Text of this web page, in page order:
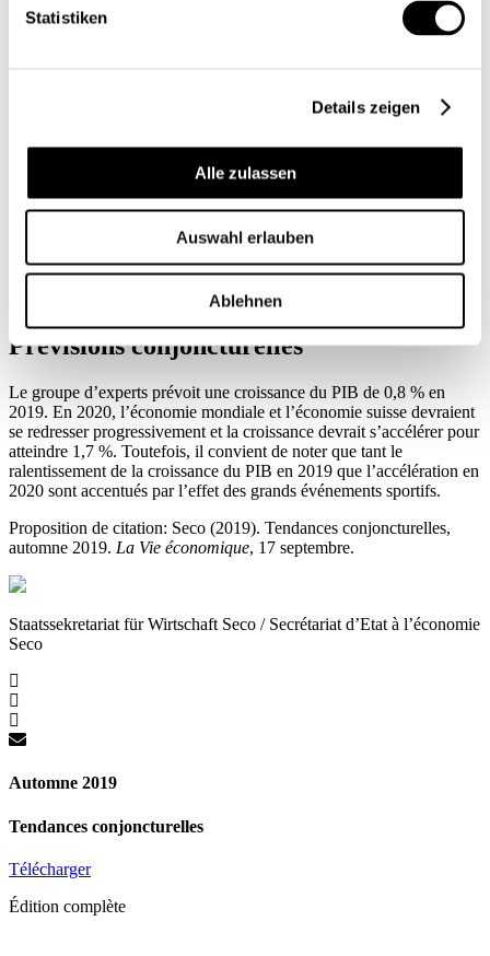
Statistiken
Details zeigen
Alle zulassen
Auswahl erlauben
Ablehnen
Le ralentissement économique a été particulièrement marqué en
son ensemble, également développée en dessous de la moyenne. Les
solide, soutenue en particulier par la demande intérieure.
Situation de l’économie suisse
Le PIB a progressé de 0,3 % au 2etrimestre. Tant la demande
modérée. L’impact sur les industries de services en a été
particulièrement négatif. Le faible développement des
investissements en biens d’équipement annonce une faible
conjoncture pour le proche avenir.
Prévisions conjoncturelles
Le groupe d’experts prévoit une croissance du PIB de 0,8 % en
2019. En 2020, l’économie mondiale et l’économie suisse devraient
se redresser progressivement et la croissance devrait s’accélérer pour
atteindre 1,7 %. Toutefois, il convient de noter que tant le
ralentissement de la croissance du PIB en 2019 que l’accélération en
2020 sont accentués par l’effet des grands événements sportifs.
Proposition de citation: Seco (2019). Tendances conjoncturelles,
automne 2019. La Vie économique, 17 septembre.
Staatssekretariat für Wirtschaft Seco / Secrétariat d’Etat à l’économie
Seco
Automne 2019
Tendances conjoncturelles
Télécharger
Édition complète